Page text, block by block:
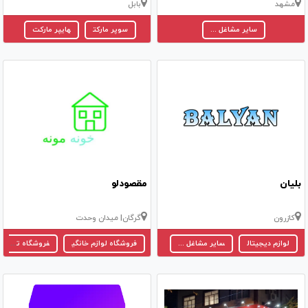
مشهد
سایر مشاغل ...
بابل
سوپر مارکت هایپر مارکت
بلیان
کازرون
لوازم دیجیتال سایر مشاغل ...
مقصودلو
گرگان| میدان وحدت
فروشگاه لوازم خانگی فروشگاه تزیینات و ظروف خانه و آشپزخانه